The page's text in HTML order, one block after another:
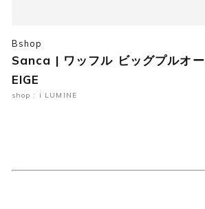
Bshop
Sanca | ワッフル ビッグプルオ
EIGE
shop : i LUMINE